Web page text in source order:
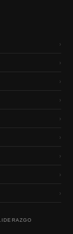
›
›
›
›
›
›
›
›
›